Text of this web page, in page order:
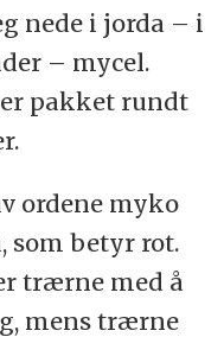
nede i jorda – i
– mycel.
pakket rundt
ordene myko
som betyr rot.
trærne med å
mens trærne